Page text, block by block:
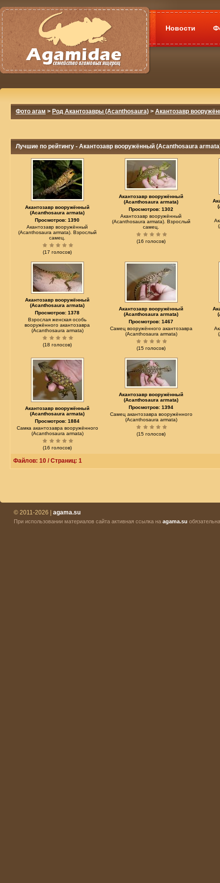
Новости
Фото агам > Род Акантозавры (Acanthosaura) > Акантозавр
Лучшие по рейтингу - Акантозавр вооружённый (Acanthosaura
Акантозавр вооружённый
(Acanthosaura armata)
Просмотров: 1390
Акантозавр вооружённый
(Acanthosaura armata). Взрослый
самец.
(17 голосов)
Акантозавр вооружённый
(Acanthosaura armata)
Просмотров: 1302
Акантозавр вооружённый
(Acanthosaura armata). Взрослый
самец.
(16 голосов)
Акантозавр вооружённый
(Acanthosaura armata)
Просмотров: 1378
Взрослая женская особь
вооружённого акантозавра
(Acanthosaura armata)
(18 голосов)
Акантозавр вооружённый
(Acanthosaura armata)
Просмотров: 1467
Самец вооружённого акантозавра
(Acanthosaura armata)
(15 голосов)
Акантозавр вооружённый
(Acanthosaura armata)
Просмотров: 1884
Самка акантозавра вооружённого
(Acanthosaura armata)
(16 голосов)
Акантозавр вооружённый
(Acanthosaura armata)
Просмотров: 1394
Самец акантозавра вооружённого
(Acanthosaura armata)
(15 голосов)
Файлов: 10 / Страниц: 1
© 2011-2026 | agama.su
При использовании материалов сайта активная ссылка на agama.su